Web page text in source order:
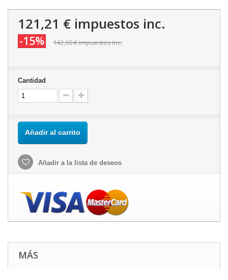
121,21 € impuestos inc.
-15% 142,60 €impuestos inc.
Cantidad
Añadir al carrito
Añadir a la lista de deseos
MÁS